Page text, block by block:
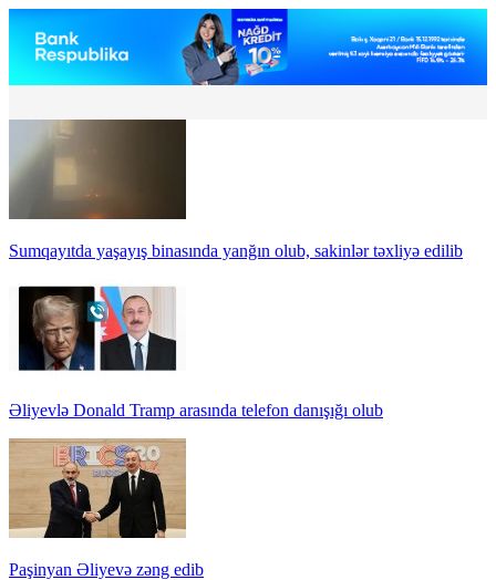
Sumqayıtda yaşayış binasında yanğın olub, sakinlər təxliyə edilib
Əliyevlə Donald Tramp arasında telefon danışığı olub
Paşinyan Əliyevə zəng edib